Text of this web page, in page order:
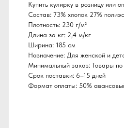
Купить кулирку в розницу или
Состав: 73% хлопок 27%
Плотность: 230 г/м²
Длина за кг: 2,4 м/кг
Ширина: 185 см
Назначение: Для женской и
Минимальный заказ: Товары
Срок поставки: 6–15 дней
Формат оплаты: 50%